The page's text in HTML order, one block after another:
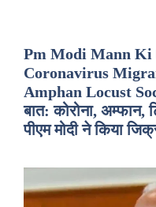
Pm Modi Mann Ki
Coronavirus
Amphan Locust
बात: कोरोना, अम्फान,
पीएम मोदी ने किया